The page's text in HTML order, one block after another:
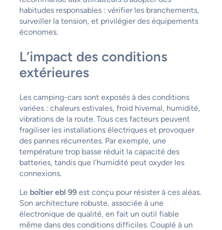
habitudes responsables : vérifier les branchements,
surveiller la tension, et privilégier des équipements
économes.
L’impact des conditions
extérieures
Les camping-cars sont exposés à des conditions
variées : chaleurs estivales, froid hivernal, humidité,
vibrations de la route. Tous ces facteurs peuvent
fragiliser les installations électriques et provoquer
des pannes récurrentes. Par exemple, une
température trop basse réduit la capacité des
batteries, tandis que l’humidité peut oxyder les
connexions.
Le boîtier ebl 99est conçu pour résister à ces aléas.
Son architecture robuste, associée à une
électronique de qualité, en fait un outil fiable
même dans des conditions difficiles. Couplé à un